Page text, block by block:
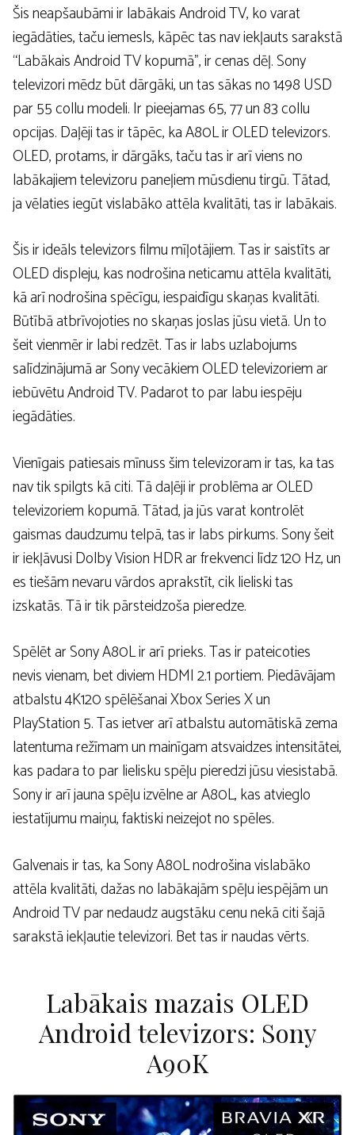
Šis neapšaubāmi ir labākais Android TV, ko varat
iegādāties, taču iemesls, kāpēc tas nav iekļauts sarakstā
“Labākais Android TV kopumā”, ir cenas dēļ. Sony
televizori mēdz būt dārgāki, un tas sākas no 1498 USD
par 55 collu modeli. Ir pieejamas 65, 77 un 83 collu
opcijas. Daļēji tas ir tāpēc, ka A80L ir OLED televizors.
OLED, protams, ir dārgāks, taču tas ir arī viens no
labākajiem televizoru paneļiem mūsdienu tirgū. Tātad,
ja vēlaties iegūt vislabāko attēla kvalitāti, tas ir labākais.
Šis ir ideāls televizors filmu mīļotājiem. Tas ir saistīts ar
OLED displeju, kas nodrošina neticamu attēla kvalitāti,
kā arī nodrošina spēcīgu, iespaidīgu skaņas kvalitāti.
Būtībā atbrīvojoties no skaņas joslas jūsu vietā. Un to
šeit vienmēr ir labi redzēt. Tas ir labs uzlabojums
salīdzinājumā ar Sony vecākiem OLED televizoriem ar
iebūvētu Android TV. Padarot to par labu iespēju
iegādāties.
Vienīgais patiesais mīnuss šim televizoram ir tas, ka tas
nav tik spilgts kā citi. Tā daļēji ir problēma ar OLED
televizoriem kopumā. Tātad, ja jūs varat kontrolēt
gaismas daudzumu telpā, tas ir labs pirkums. Sony šeit
ir iekļāvusi Dolby Vision HDR ar frekvenci līdz 120 Hz, un
es tiešām nevaru vārdos aprakstīt, cik lieliski tas
izskatās. Tā ir tik pārsteidzoša pieredze.
Spēlēt ar Sony A80L ir arī prieks. Tas ir pateicoties
nevis vienam, bet diviem HDMI 2.1 portiem. Piedāvājam
atbalstu 4K120 spēlēšanai Xbox Series X un
PlayStation 5. Tas ietver arī atbalstu automātiskā zema
latentuma režīmam un mainīgam atsvaidzes intensitātei,
kas padara to par lielisku spēļu pieredzi jūsu viesistabā.
Sony ir arī jauna spēļu izvēlne ar A80L, kas atvieglo
iestatījumu maiņu, faktiski neizejot no spēles.
Galvenais ir tas, ka Sony A80L nodrošina vislabāko
attēla kvalitāti, dažas no labākajām spēļu iespējām un
Android TV par nedaudz augstāku cenu nekā citi šajā
sarakstā iekļautie televizori. Bet tas ir naudas vērts.
Labākais mazais OLED
Android televizors: Sony
A90K